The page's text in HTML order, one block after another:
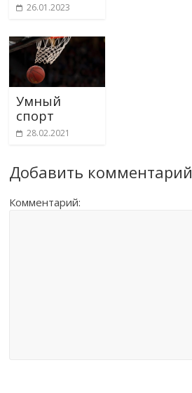
26.01.2023
Умный
спорт
28.02.2021
Добавить комментарий
Комментарий: